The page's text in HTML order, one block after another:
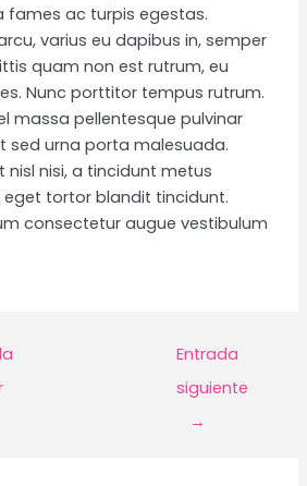
fames ac turpis egestas.
varius eu dapibus in, semper
quam non est rutrum, eu
Nunc porttitor tempus rutrum.
massa pellentesque pulvinar
sed urna porta malesuada.
nisl nisi, a tincidunt metus
eget tortor blandit tincidunt.
consectetur augue vestibulum
Entrada
siguiente
→